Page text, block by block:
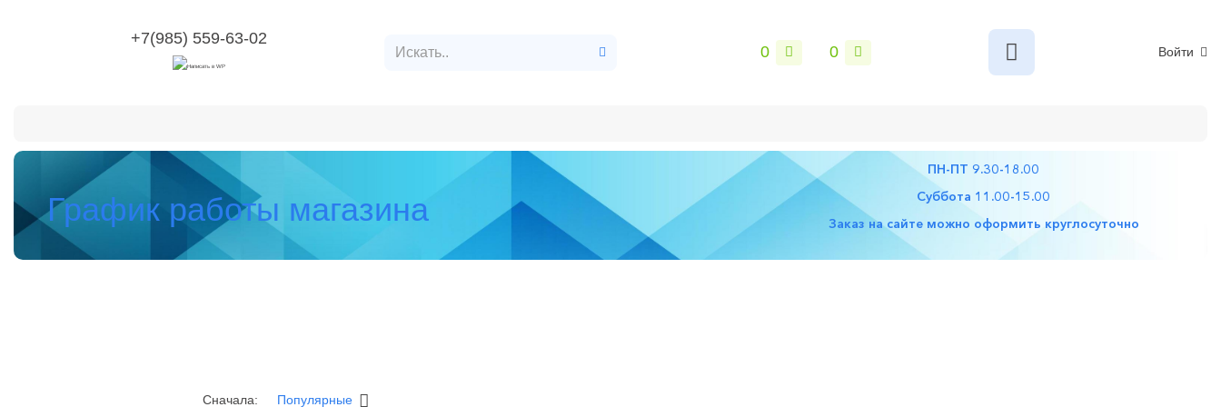
+7(985) 559-63-02
0 0 Войти
График работы магазина
ПН-ПТ 9.30-18.00
Суббота 11.00-15.00
Заказ на сайте можно оформить круглосуточно
Сначала: Популярные